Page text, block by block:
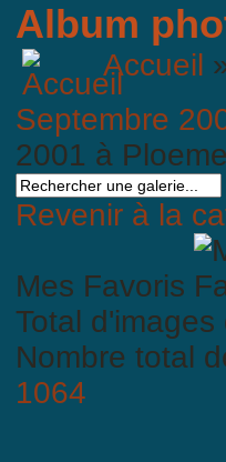
Album
Accueil
Septembre
2001 à
Revenir à la
Mes Favoris
Total
Nombre total
1064